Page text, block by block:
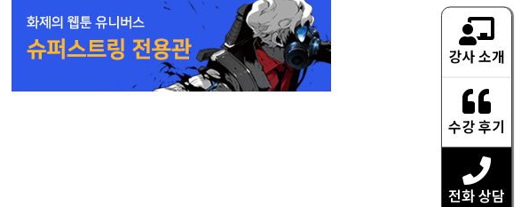
강사 소개
수강 후기
전화 상담